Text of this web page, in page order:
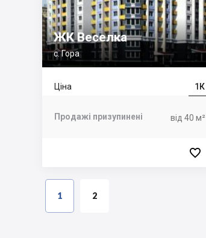
ЖК Веселка
с. Гора
1К
Ціна
від 40 м²
Продажі призупинені

1 2